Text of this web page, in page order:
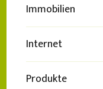
Immobilien
Internet
Produkte